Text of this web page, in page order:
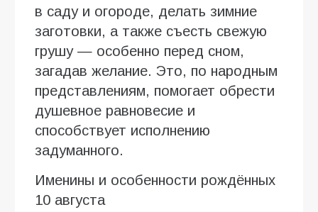
в саду и огороде, делать зимние
заготовки, а также съесть свежую
грушу — особенно перед сном,
загадав желание. Это, по народным
представлениям, помогает обрести
душевное равновесие и
способствует исполнению
задуманного.
Именины и особенности рождённых
10 августа